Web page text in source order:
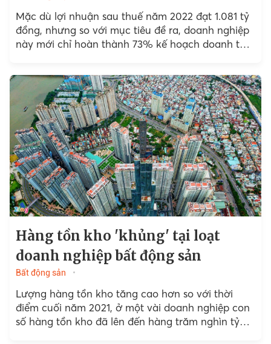
Mặc dù lợi nhuận sau thuế năm 2022 đạt 1.081 tỷ
đồng, nhưng so với mục tiêu đề ra, doanh nghiệp
này mới chỉ hoàn thành 73% kế hoạch doanh thu
Hàng tồn kho 'khủng' tại loạt
doanh nghiệp bất động sản
Bất động sản
Lượng hàng tồn kho tăng cao hơn so với thời
điểm cuối năm 2021, ở một vài doanh nghiệp con
số hàng tồn kho đã lên đến hàng trăm nghìn tỷ